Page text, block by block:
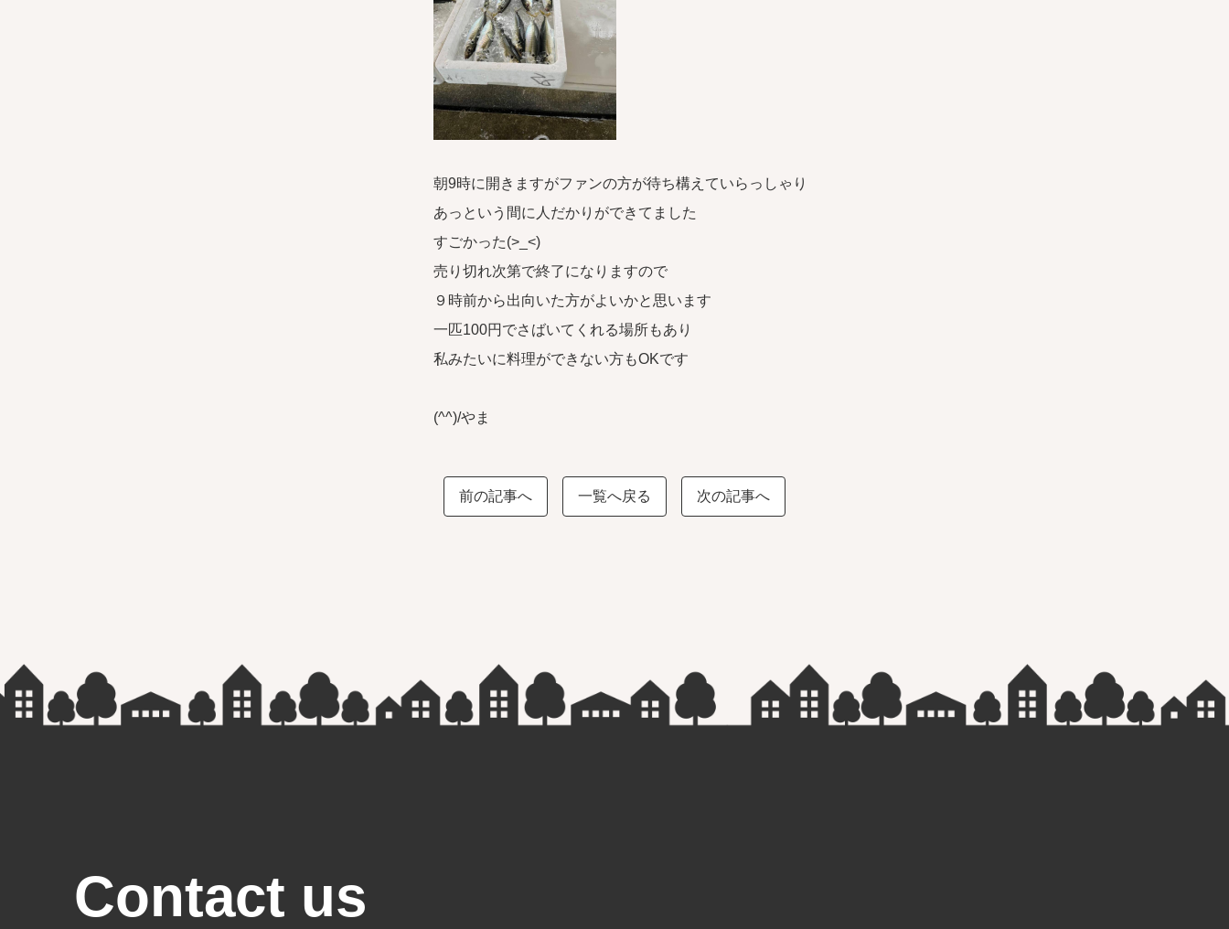
朝9時に開きますがファンの方が待ち構えていらっしゃり
あっという間に人だかりができてました
すごかった(>_<)
売り切れ次第で終了になりますので
９時前から出向いた方がよいかと思います
一匹100円でさばいてくれる場所もあり
私みたいに料理ができない方もOKです
(^^)/やま
前の記事へ 一覧へ戻る 次の記事へ
Contact us